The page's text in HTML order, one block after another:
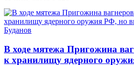
В ходе мятежа Пригожина
к хранилищу ядерного